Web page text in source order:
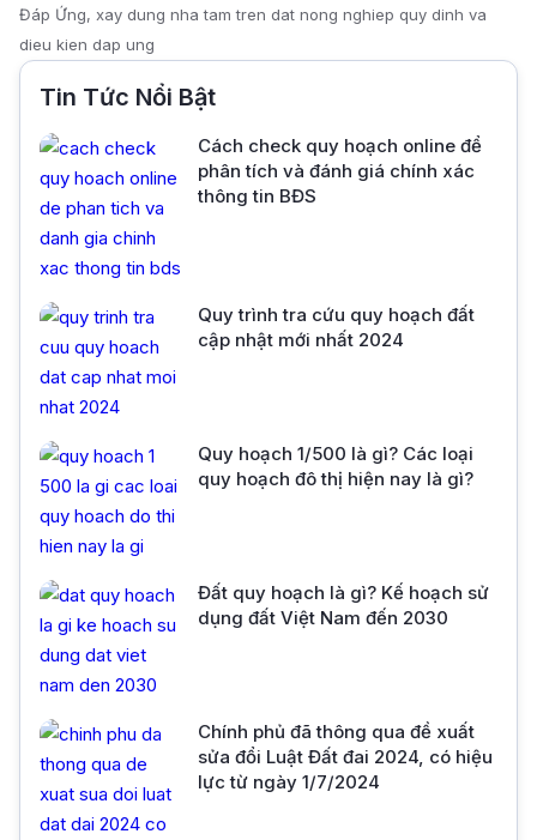
Đáp Ứng
xay dung nha tam tren dat nong nghiep quy dinh va
dieu kien dap ung
Tin Tức Nổi Bật
Cách check quy hoạch online để
phân tích và đánh giá chính xác
thông tin BĐS
Quy trình tra cứu quy hoạch đất
cập nhật mới nhất 2024
Quy hoạch 1/500 là gì? Các loại
quy hoạch đô thị hiện nay là gì?
Đất quy hoạch là gì? Kế hoạch sử
dụng đất Việt Nam đến 2030
Chính phủ đã thông qua đề xuất
sửa đổi Luật Đất đai 2024, có hiệu
lực từ ngày 1/7/2024